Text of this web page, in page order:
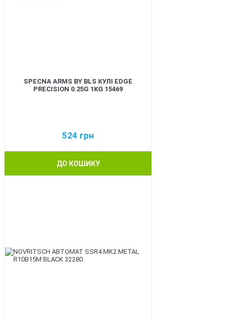
SPECNA ARMS BY BLS КУЛІ EDGE
PRECISION 0.25G 1KG 15469
524 грн
ДО КОШИКУ